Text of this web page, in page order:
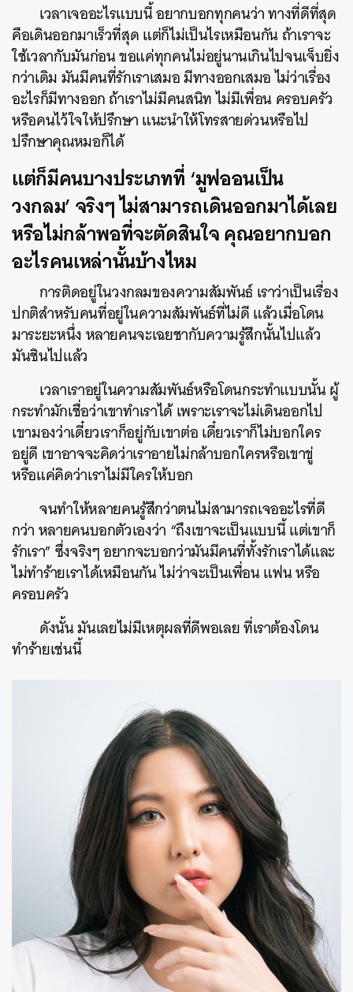
เวลาเจออะไรแบบนี้ อยากบอกทุกคนว่า ทางที่ดีที่สุด
คือเดินออกมาเร็วที่สุด แต่ก็ไม่เป็นไรเหมือนกัน ถ้าเราจะ
ใช้เวลากับมันก่อน ขอแค่ทุกคนไม่อยู่นานเกินไปจนเจ็บยิ่ง
กว่าเดิม มันมีคนที่รักเราเสมอ มีทางออกเสมอ ไม่ว่าเรื่อง
อะไรก็มีทางออก ถ้าเราไม่มีคนสนิท ไม่มีเพื่อน ครอบครัว
หรือคนไว้ใจให้ปรึกษา แนะนำให้โทรสายด่วนหรือไป
ปรึกษาคุณหมอก็ได้
แต่ก็มีคนบางประเภทที่ ‘มูฟออนเป็น
วงกลม’ จริงๆ ไม่สามารถเดินออกมาได้เลย
หรือไม่กล้าพอที่จะตัดสินใจ คุณอยากบอก
อะไรคนเหล่านั้นบ้างไหม
การติดอยู่ในวงกลมของความสัมพันธ์ เราว่าเป็นเรื่อง
ปกติสำหรับคนที่อยู่ในความสัมพันธ์ที่ไม่ดี แล้วเมื่อโดน
มาระยะหนึ่ง หลายคนจะเฉยชากับความรู้สึกนั้นไปแล้ว
มันชินไปแล้ว
เวลาเราอยู่ในความสัมพันธ์หรือโดนกระทำแบบนั้น ผู้
กระทำมักเชื่อว่าเขาทำเราได้ เพราะเราจะไม่เดินออกไป
เขามองว่าเดี๋ยวเราก็อยู่กับเขาต่อ เดี๋ยวเราก็ไม่บอกใคร
อยู่ดี เขาอาจจะคิดว่าเราอายไม่กล้าบอกใครหรือเขาขู่
หรือแค่คิดว่าเราไม่มีใครให้บอก
จนทำให้หลายคนรู้สึกว่าตนไม่สามารถเจออะไรที่ดี
กว่า หลายคนบอกตัวเองว่า “ถึงเขาจะเป็นแบบนี้ แต่เขาก็
รักเรา” ซึ่งจริงๆ อยากจะบอกว่ามันมีคนที่ทั้งรักเราได้และ
ไม่ทำร้ายเราได้เหมือนกัน ไม่ว่าจะเป็นเพื่อน แฟน หรือ
ครอบครัว
ดังนั้น มันเลยไม่มีเหตุผลที่ดีพอเลย ที่เราต้องโดน
ทำร้ายเช่นนี้